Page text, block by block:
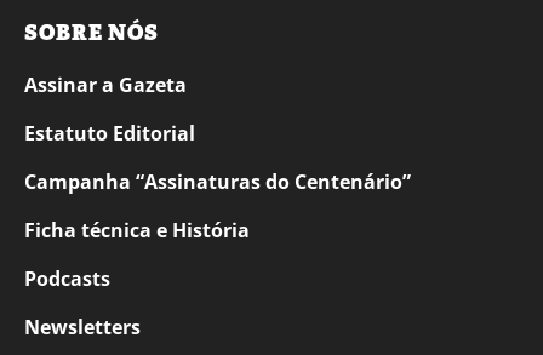
SOBRE NÓS
Assinar a Gazeta
Estatuto Editorial
Campanha “Assinaturas do Centenário”
Ficha técnica e História
Podcasts
Newsletters